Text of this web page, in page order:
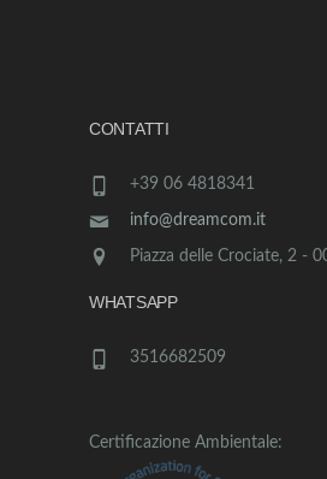
CONTATTI
+39 06 4818341
info@dreamcom.it
Piazza delle Crociate, 2 -
WHATSAPP
3516682509
Certificazione Ambientale: